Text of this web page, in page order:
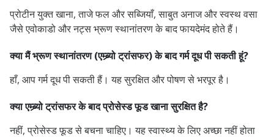
प्रोटीन युक्त खाना, ताजे फल और सब्जियाँ, साबुत अनाज और स्वस्थ वसा
जैसे एवोकाडो और नट्स भ्रूण स्थानांतरण के बाद फायदेमंद होते हैं।
क्या मैं भ्रूण स्थानांतरण (एम्ब्र्यो ट्रांसफर) के बाद गर्म दूध पी सकती हूं?
हाँ, आप गर्म दूध पी सकती हैं। यह सुरक्षित और पोषण से भरपूर है।
क्या एम्ब्र्यो ट्रांसफर के बाद प्रोसेस्ड फूड खाना सुरक्षित है?
नहीं, प्रोसेस्ड फूड से बचना चाहिए। यह स्वास्थ्य के लिए अच्छा नहीं होता